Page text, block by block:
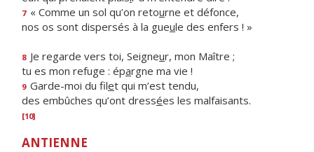
7 « Comme un sol qu’on retourne et défonce,
nos os sont dispersés à la gueule des enfers ! »
8 Je regarde vers toi, Seigneur, mon Maître ;
tu es mon refuge : épargne ma vie !
9 Garde-moi du filet qui m’est tendu,
des embûches qu’ont dressées les malfaisants.
[10]
ANTIENNE